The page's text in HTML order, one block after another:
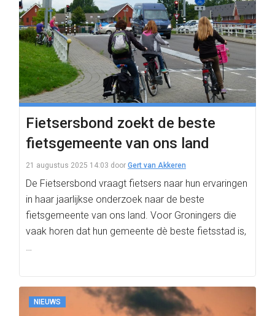
Fietsersbond zoekt de beste
fietsgemeente van ons land
21 augustus 2025 14:03 door Gert van Akkeren
De Fietsersbond vraagt fietsers naar hun ervaringen
in haar jaarlijkse onderzoek naar de beste
fietsgemeente van ons land. Voor Groningers die
vaak horen dat hun gemeente dè beste fietsstad is,
…
NIEUWS